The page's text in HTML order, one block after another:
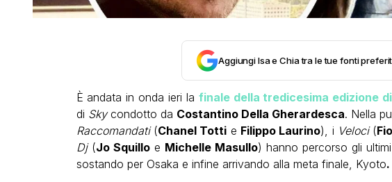
Aggiungi Isa e Chia tra le tue fonti
È andata in onda ieri la finale della tredicesima edizione di
di Skycondotto da Costantino Della Gherardesca. Nella
Raccomandati(Chanel Totti e Filippo Laurino), i Veloci(
Dj(Jo Squilloe Michelle Masullo) hanno percorso gli
sostando per Osaka e infine arrivando alla meta finale, Kyoto.